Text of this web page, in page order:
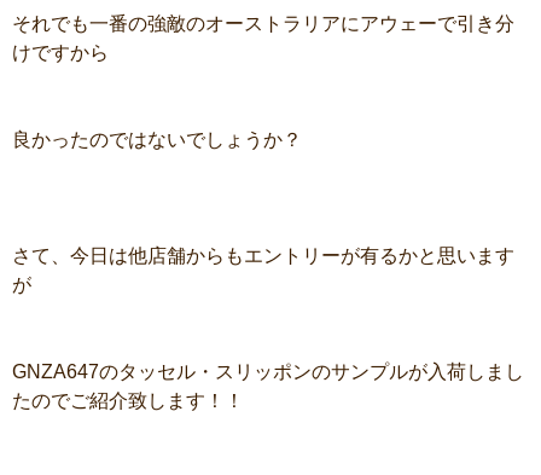
それでも一番の強敵のオーストラリアにアウェーで引き分
けですから
良かったのではないでしょうか？
さて、今日は他店舗からもエントリーが有るかと思います
が
GNZA647のタッセル・スリッポンのサンプルが入荷しまし
たのでご紹介致します！！